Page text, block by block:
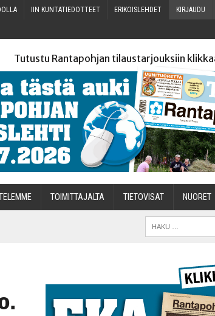
IIN KUN­TA­TIE­DOT­TEET ERI­KOIS­LEH­DET KIR­JAU­DU
Tutustu Rantapohjan tilaustarjouksiin
TOI­MIT­TA­JAL­TA TIETOVISAT NUO­RET